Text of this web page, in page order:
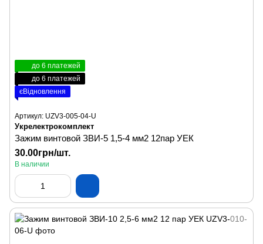
до 6 платежей
до 6 платежей
єВідновлення
Артикул: UZV3-005-04-U
Укрелектрокомплект
Зажим винтовой ЗВИ-5 1,5-4 мм2 12пар УЕК
30.00грн/шт.
В наличии